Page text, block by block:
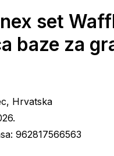
set
baze za
Hrvatska
962817566563